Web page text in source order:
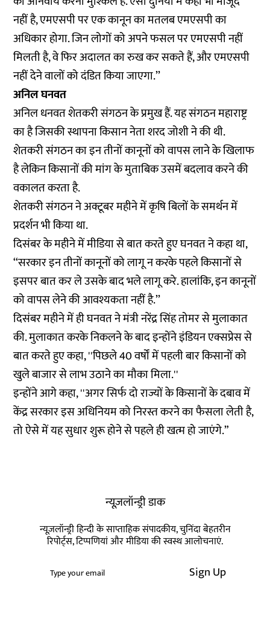
नहीं है, एमएसपी पर एक कानून का मतलब एमएसपी का
अधिकार होगा. जिन लोगों को अपने फसल पर एमएसपी नहीं
मिलती है, वे फिर अदालत का रुख कर सकते हैं, और एमएसपी
नहीं देने वालों को दंडित किया जाएगा.’’
अनिल घनवत
अनिल धनवत शेतकरी संगठन के प्रमुख हैं. यह संगठन महाराष्ट्र
का है जिसकी स्थापना किसान नेता शरद जोशी ने की थी.
शेतकरी संगठन का इन तीनों कानूनों को वापस लाने के खिलाफ
है लेकिन किसानों की मांग के मुताबिक उसमें बदलाव करने की
वकालत करता है.
शेतकरी संगठन ने अक्टूबर महीने में कृषि बिलों के समर्थन में
प्रदर्शनभी किया था.
दिसंबर के महीने में मीडिया से बात करते हुए घनवत नेकहाथा,
‘‘सरकार इन तीनों कानूनों को लागू न करके पहले किसानों से
इसपर बात कर ले उसके बाद भले लागू करे. हालांकि, इन कानूनों
को वापस लेने की आवश्यकता नहीं है.’’
दिसंबर महीने में ही घनवत ने मंत्री नरेंद्र सिंह तोमर से मुलाकात
की. मुलाकात करके निकलने के बाद इन्होंने इंडियन एक्सप्रेस से
बात करते हुएकहा, ''पिछले 40 वर्षों में पहली बार किसानों को
खुले बाजार से लाभ उठाने का मौका मिला.''
इन्होंने आगे कहा, ''अगर सिर्फ दो राज्यों के किसानों के दबाव में
केंद्र सरकार इस अधिनियम को निरस्त करने का फैसला लेती है,
तो ऐसे में यह सुधार शुरू होने से पहले ही खत्म हो जाएंगे.”
न्यूज़लॉन्ड्री डाक
न्यूज़लॉन्ड्री हिन्दी के साप्ताहिक संपादकीय, चुनिंदा बेहतरीन
रिपोर्ट्स, टिप्पणियां और मीडिया की स्वस्थ आलोचनाएं.
Sign Up